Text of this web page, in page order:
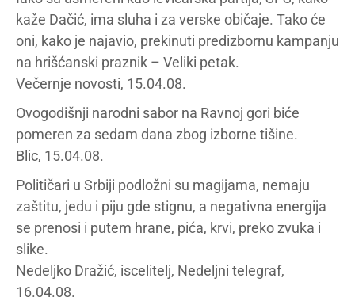
kaže Dačić, ima sluha i za verske običaje. Tako će
oni, kako je najavio, prekinuti predizbornu kampanju
na hrišćanski praznik – Veliki petak.
Večernje novosti, 15.04.08.
Ovogodišnji narodni sabor na Ravnoj gori biće
pomeren za sedam dana zbog izborne tišine.
Blic, 15.04.08.
Političari u Srbiji podložni su magijama, nemaju
zaštitu, jedu i piju gde stignu, a negativna energija
se prenosi i putem hrane, pića, krvi, preko zvuka i
slike.
Nedeljko Dražić, iscelitelj, Nedeljni telegraf,
16.04.08.